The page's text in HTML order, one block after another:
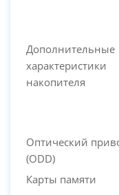
Дополнительные
характеристики
накопителя
Оптический
(ODD)
Карты памяти